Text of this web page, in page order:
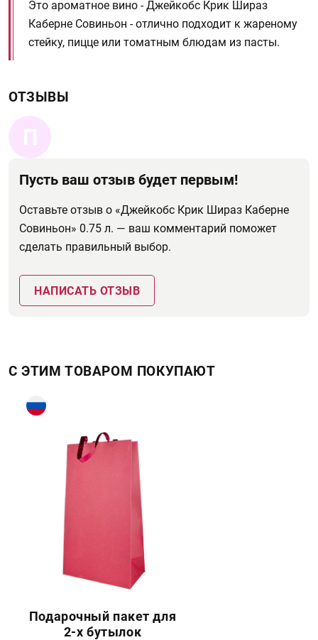
Это ароматное вино - Джейкобс Крик Шираз
Каберне Совиньон - отлично подходит к жареному
стейку, пицце или томатным блюдам из пасты.
ОТЗЫВЫ
П
Пусть ваш отзыв будет первым!
Оставьте отзыв о «Джейкобс Крик Шираз Каберне
Совиньон» 0.75 л. — ваш комментарий поможет
сделать правильный выбор.
НАПИСАТЬ ОТЗЫВ
С ЭТИМ ТОВАРОМ ПОКУПАЮТ
Подарочный пакет для
2-х бутылок